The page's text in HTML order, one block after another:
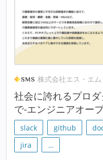
株式会社エス・エム
社会に誇れるプロ
で-エンジニアオー
slack github
jira
…